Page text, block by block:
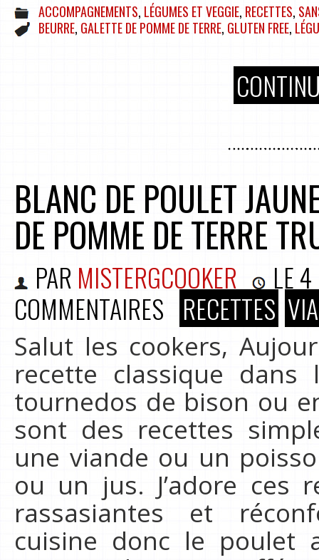
ACCOMPAGNEMENTS, LÉGUMES ET VEGGIE, RECETTES,
BEURRE, GALETTE DE POMME DE TERRE, GLUTEN FREE,
BLANC DE POULET
DE POMME DE TERRE
PAR MISTERGCOOKER LE4
COMMENTAIRES RECETTES
Salut les cookers,
recette classique
tournedos de bison ou
sont des recettes
une viande ou un
ou un jus. J’adore ces
rassasiantes et
cuisine donc le poulet